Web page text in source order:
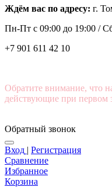
Ждём вас по адресу: г.
Пн-Пт с 09:00 до 19:00 /
+7 901 611 42 10
Обратите внимание, что
действующие при первом
Обратный звонок
Вход | Регистрация
Сравнение
Избранное
Корзина